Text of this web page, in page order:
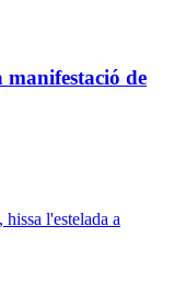
manifestació de